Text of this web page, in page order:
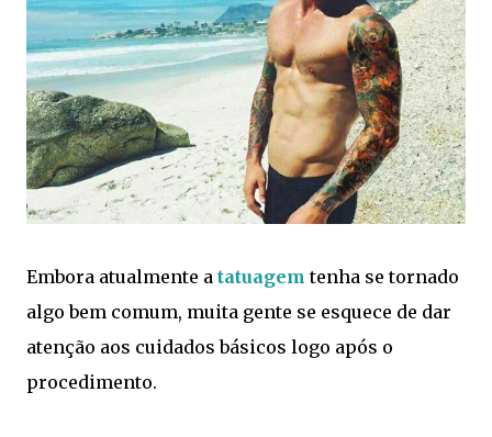
Embora atualmente a tatuagem tenha se tornado
algo bem comum, muita gente se esquece de dar
atenção aos cuidados básicos logo após o
procedimento.